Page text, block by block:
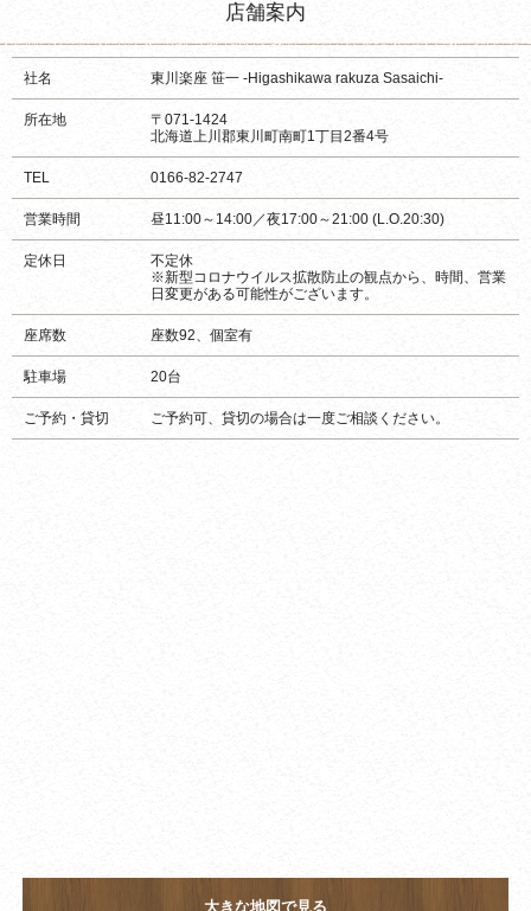
店舗案内
社名 東川楽座 笹一 -Higashikawa rakuza Sasaichi-
所在地
〒071-1424
北海道上川郡東川町南町1丁目2番4号
TEL 0166-82-2747
営業時間 昼11:00～14:00／夜17:00～21:00 (L.O.20:30)
定休日
不定休
※新型コロナウイルス拡散防止の観点から、時間、営業
日変更がある可能性がございます。
座席数 座数92、個室有
駐車場 20台
ご予約・貸切 ご予約可、貸切の場合は一度ご相談ください。
大きな地図で見る